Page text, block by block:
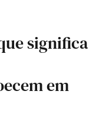
significa
em